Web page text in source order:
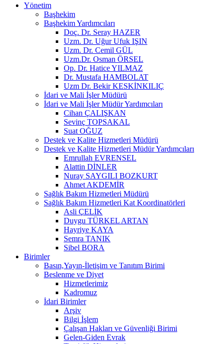
Yönetim
Başhekim
Başhekim Yardımcıları
Doç. Dr. Seray HAZER
Uzm. Dr. Uğur Ufuk IŞIN
Uzm. Dr. Cemil GÜL
Uzm.Dr. Osman ÖRSEL
Op. Dr. Hatice YILMAZ
Dr. Mustafa HAMBOLAT
Uzm Dr. Bekir KESKİNKILIÇ
İdari ve Mali İşler Müdürü
İdari ve Mali İşler Müdür Yardımcıları
Cihan ÇALIŞKAN
Sevinç TOPSAKAL
Suat OĞUZ
Destek ve Kalite Hizmetleri Müdürü
Destek ve Kalite Hizmetleri Müdür Yardımcıları
Emrullah EVRENSEL
Alattin DİNLER
Nuray SAYGILI BOZKURT
Ahmet AKDEMİR
Sağlık Bakım Hizmetleri Müdürü
Sağlık Bakım Hizmetleri Kat Koordinatörleri
Asli ÇELİK
Duygu TÜRKEL ARTAN
Hayriye KAYA
Semra TANIK
Sibel BORA
Birimler
Basın,Yayın-İletişim ve Tanıtım Birimi
Beslenme ve Diyet
Hizmetlerimiz
Kadromuz
İdari Birimler
Arşiv
Bilgi İşlem
Çalışan Hakları ve Güvenliği Birimi
Gelen-Giden Evrak